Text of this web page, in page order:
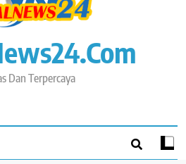
Dan Terpercaya